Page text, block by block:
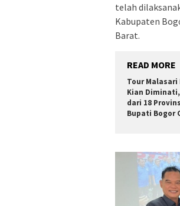
telah
Kabupaten
Barat.
READ MORE
Tour
Kian
dari 18
Bupati Bogor